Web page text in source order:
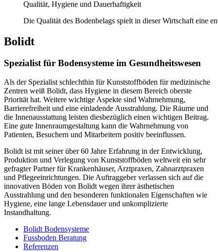
Qualität, Hygiene und Dauerhaftigkeit
Die Qualität des Bodenbelags spielt in dieser Wirtschaft eine
Bolidt
Spezialist für Bodensysteme im Gesundheitswesen
Als der Spezialist schlechthin für Kunststoffböden für medizinische
Zentren weiß Bolidt, dass Hygiene in diesem Bereich oberste
Priorität hat. Weitere wichtige Aspekte sind Wahrnehmung,
Barrierefreiheit und eine einladende Ausstrahlung. Die Räume und
die Innenausstattung leisten diesbezüglich einen wichtigen Beitrag.
Eine gute Innenraumgestaltung kann die Wahrnehmung von
Patienten, Besuchern und Mitarbeitern positiv beeinflussen.
Bolidt ist mit seiner über 60 Jahre Erfahrung in der Entwicklung,
Produktion und Verlegung von Kunststoffböden weltweit ein sehr
gefragter Partner für Krankenhäuser, Arztpraxen, Zahnarztpraxen
und Pflegeeinrichtungen. Die Auftraggeber verlassen sich auf die
innovativen Böden von Bolidt wegen ihrer ästhetischen
Ausstrahlung und den besonderen funktionalen Eigenschaften wie
Hygiene, eine lange Lebensdauer und unkomplizierte
Instandhaltung.
Bolidt Bodensysteme
Fussboden Beratung
Referenzen